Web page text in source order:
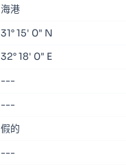
海港
31° 15' 0" N
32° 18' 0" E
---
---
假的
---